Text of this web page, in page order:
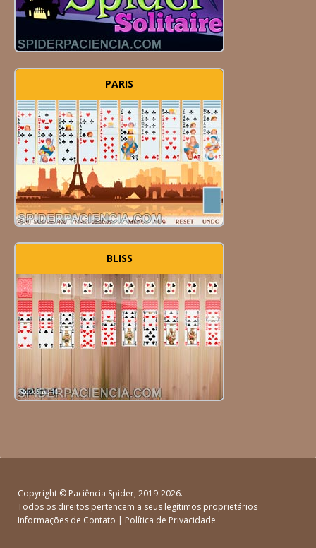
PARIS
BLISS
Copyright © Paciência Spider, 2019-2026.
Todos os direitos pertencem a seus legítimos proprietários
Informações de Contato | Política de Privacidade